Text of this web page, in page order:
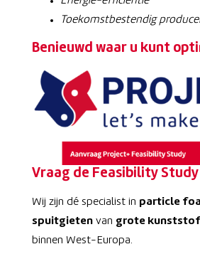
Toekomstbestendig
Benieuwd waar u kunt
Vraag de Feasibility Study
Wij zijn dé specialist in particle
spuitgieten van grote
binnen West-Europa.